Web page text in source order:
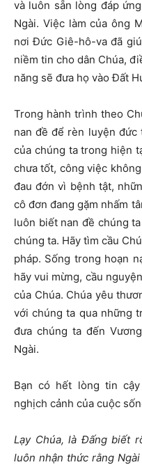
và luôn sẵn lòng đáp
Ngài. Việc làm của ông
nơi Đức Giê-hô-va đã
niềm tin cho dân Chúa,
năng sẽ đưa họ vào Đất
Trong hành trình theo
nan đề để rèn luyện đức
của chúng ta trong hiện
chưa tốt, công việc
đau đớn vì bệnh tật,
cô đơn đang gặm nhấm
luôn biết nan đề chúng
chúng ta. Hãy tìm cầu
pháp. Sống trong hoạn
hãy vui mừng, cầu
của Chúa. Chúa yêu
với chúng ta qua những
đưa chúng ta đến
Ngài.
Bạn có hết lòng tin
nghịch cảnh của cuộc
Lạy Chúa, là Đấng biết
luôn nhận thức rằng